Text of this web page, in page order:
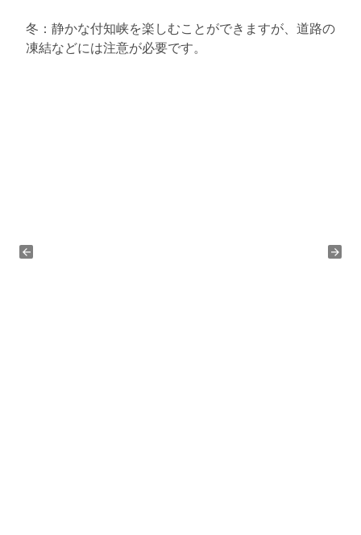
冬：静かな付知峡を楽しむことができますが、道路の
凍結などには注意が必要です。